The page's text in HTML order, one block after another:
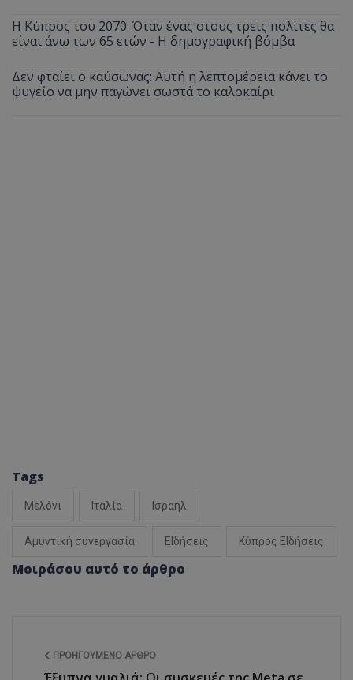
Η Κύπρος του 2070: Όταν ένας στους τρεις πολίτες θα
είναι άνω των 65 ετών - Η δημογραφική βόμβα
Δεν φταίει ο καύσωνας: Αυτή η λεπτομέρεια κάνει το
ψυγείο να μην παγώνει σωστά το καλοκαίρι
Tags
Μελόνι Ιταλία Ισραηλ
Αμυντική συνεργασία ΕΙδήσεις Κύπρος ΕΙδήσεις
Μοιράσου αυτό το άρθρο
ΠΡΟΗΓΟΎΜΕΝΟ ΆΡΘΡΟ